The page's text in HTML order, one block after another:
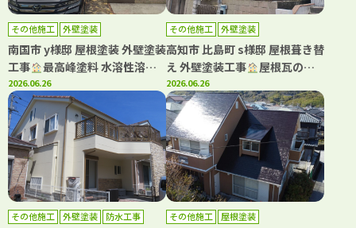
その他施工 外壁塗装
南国市 y様邸 屋根塗装 外壁塗装
工事
最高峰塗料 水溶性溶剤
グランデ有機HRCで屋根外壁を
塗装しました(^^♪
2026.06.26
その他施工 外壁塗装
高知市 比島町 s様邸 屋根葺き替
え 外壁塗装工事
屋根瓦の葺
き替え工事もキタペンにおまか
せ下さい！
2026.06.26
その他施工 外壁塗装 防水工事 その他施工 屋根塗装